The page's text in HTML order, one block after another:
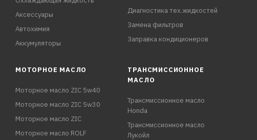
Аксессуары
Автохимия
Аккумуляторы
Диагностика тех.жидкостей
Замена фильтров
Заправка кондиционеров
МОТОРНОЕ МАСЛО
Моторное масло ZIC 5w40
Моторное масло ZIC 5w30
Моторное масло ZIC
Моторное масло ROLF
ТРАНСМИССИОННОЕ
МАСЛО
Трансмиссионное масло
Honda
Трансмиссионное масло
Лукойл